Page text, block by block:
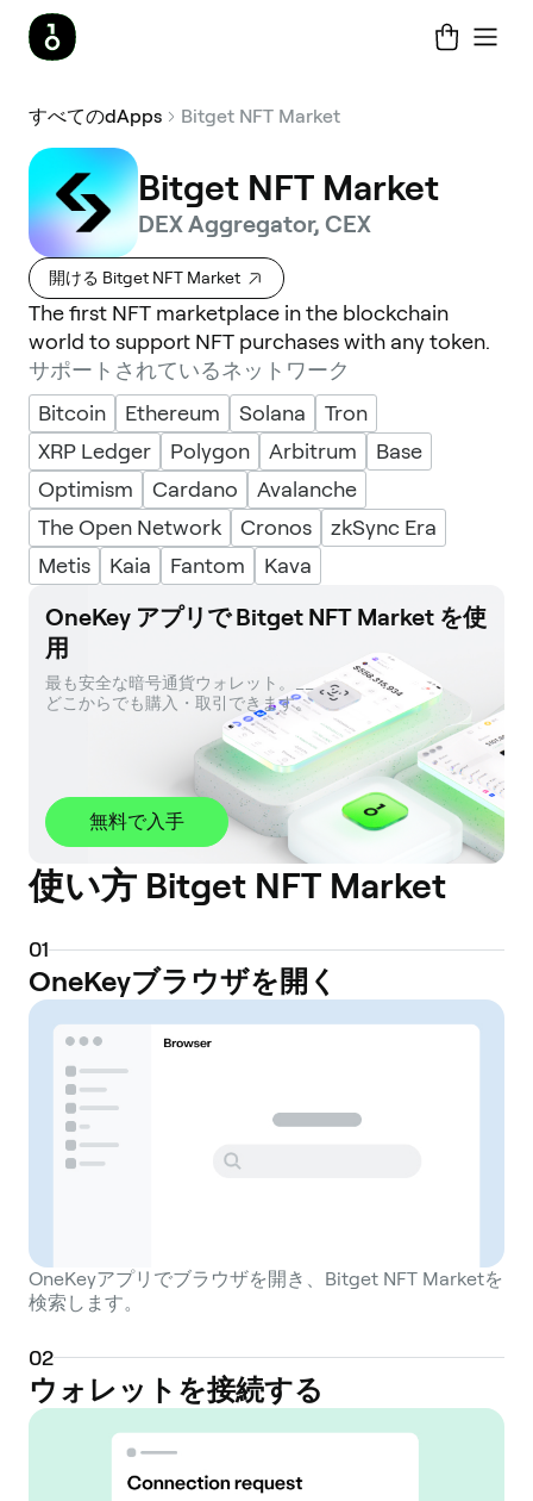
すべてのdApps Bitget NFT Market
Bitget NFT Market
DEX Aggregator, CEX
開ける Bitget NFT Market
The first NFT marketplace in the blockchain
world to support NFT purchases with any token.
サポートされているネットワーク
Bitcoin
Ethereum Solana
Tron
XRP Ledger
Polygon Arbitrum
Base
Optimism
Cardano
Avalanche
The Open Network
Cronos
zkSync Era
Metis
Kaia Fantom Kava
OneKey アプリで Bitget NFT Market を使
用
最も安全な暗号通貨ウォレット。__
どこからでも購入・取引できます。
無料で入手
使い方 Bitget NFT Market
01
OneKeyブラウザを開く
OneKeyアプリでブラウザを開き、Bitget NFT Marketを
検索します。
02
ウォレットを接続する